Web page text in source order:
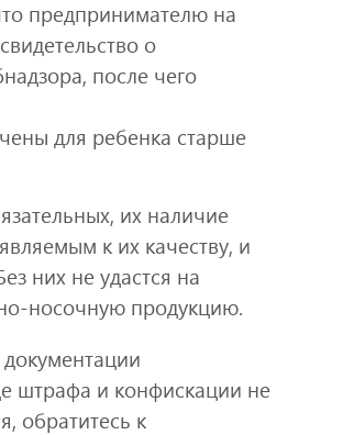
предпринимателю на
о
после чего
для ребенка старше
их наличие
к их качеству, и
них не удастся на
носочную продукцию.
штрафа и конфискации не
обратитесь к